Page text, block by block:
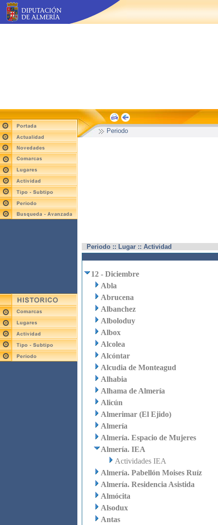
Periodo
Periodo :: Lugar :: Actividad
12 - Diciembre
Abla
Abrucena
Albanchez
Alboloduy
Albox
Alcolea
Alcóntar
Alcudia de Monteagud
Alhabia
Alhama de Almería
Alicún
Almerimar (El Ejido)
Almería
Almería. Espacio de Mujeres
Almería. IEA
Actividades IEA
Almería. Pabellón Moises Ruíz
Almería. Residencia Asistida
Almócita
Alsodux
Antas